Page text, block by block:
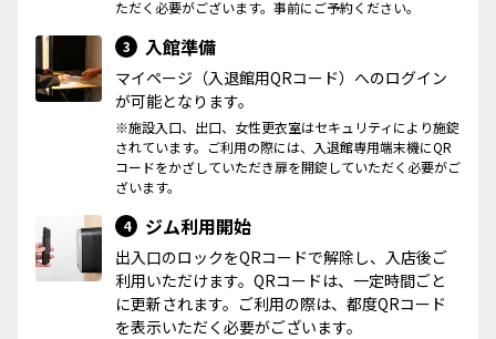
ただく必要がございます。事前にご予約ください。
3 入館準備
マイページ（入退館用QRコード）へのログイン
が可能となります。
※施設入口、出口、女性更衣室はセキュリティにより施錠
されています。ご利用の際には、入退館専用端末機にQR
コードをかざしていただき扉を開錠していただく必要がご
ざいます。
4 ジム利用開始
出入口のロックをQRコードで解除し、入店後ご
利用いただけます。QRコードは、一定時間ごと
に更新されます。ご利用の際は、都度QRコード
を表示いただく必要がございます。